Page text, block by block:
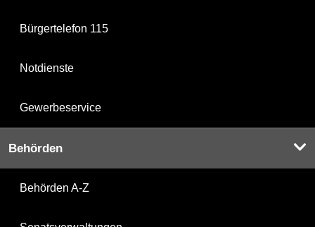
Bürgertelefon 115
Notdienste
Gewerbeservice
Behörden
Behörden A-Z